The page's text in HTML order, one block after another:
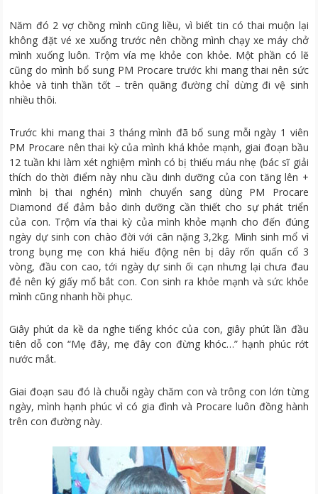
Năm đó 2 vợ chồng mình cũng liều, vì biết tin có thai muộn lại
không đặt vé xe xuống trước nên chồng mình chạy xe máy chở
mình xuống luôn. Trộm vía mẹ khỏe con khỏe. Một phần có lẽ
cũng do mình bổ sung PM Procare trước khi mang thai nên sức
khỏe và tinh thần tốt – trên quãng đường chỉ dừng đi vệ sinh
nhiều thôi.
Trước khi mang thai 3 tháng mình đã bổ sung mỗi ngày 1 viên
PM Procare nên thai kỳ của mình khá khỏe mạnh, giai đoạn bầu
12 tuần khi làm xét nghiệm mình có bị thiếu máu nhẹ (bác sĩ giải
thích do thời điểm này nhu cầu dinh dưỡng của con tăng lên +
mình bị thai nghén) mình chuyển sang dùng PM Procare
Diamond để đảm bảo dinh dưỡng cần thiết cho sự phát triển
của con. Trộm vía thai kỳ của mình khỏe mạnh cho đến đúng
ngày dự sinh con chào đời với cân nặng 3,2kg. Mình sinh mổ vì
trong bụng mẹ con khá hiếu động nên bị dây rốn quấn cổ 3
vòng, đầu con cao, tới ngày dự sinh ối cạn nhưng lại chưa đau
đẻ nên ký giấy mổ bắt con. Con sinh ra khỏe mạnh và sức khỏe
mình cũng nhanh hồi phục.
Giây phút da kề da nghe tiếng khóc của con, giây phút lần đầu
tiên dỗ con “Mẹ đây, mẹ đây con đừng khóc…” hạnh phúc rớt
nước mắt.
Giai đoạn sau đó là chuỗi ngày chăm con và trông con lớn từng
ngày, mình hạnh phúc vì có gia đình và Procare luôn đồng hành
trên con đường này.